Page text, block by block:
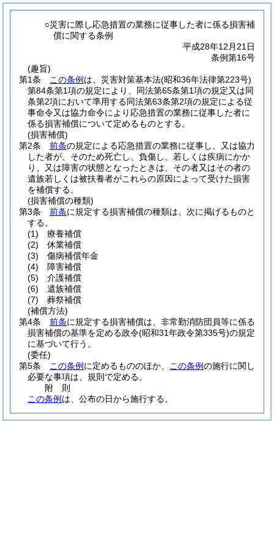
○災害に際し応急措置の業務に従事した者に係る損害補
償に関する条例
平成28年12月21日
条例第16号
(趣旨)
第1条
この条例 は、災害対策基本法(昭和36年法律第223号)
第84条第1項の規定により、同法第65条第1項の規定又は同
条第2項において準用する同法第63条第2項の規定による従
事命令又は協力命令により応急措置の業務に従事した者に
係る損害補償について定めるものとする。
(損害補償)
第2条
前条の規定による応急措置の業務に従事し、又は協力
した者が、そのため死亡し、負傷し、若しくは疾病にかか
り、又は障害の状態となったときは、その者又はその者の
遺族若しくは被扶養者がこれらの原因によって受けた損害
を補償する。
(損害補償の種類)
第3条
前条に規定する損害補償の種類は、次に掲げるものと
する。
(1)
療養補償
(2)
休業補償
(3)
傷病補償年金
(4)
障害補償
(5)
介護補償
(6)
遺族補償
(7)
葬祭補償
(補償方法)
第4条
前条に規定する損害補償は、非常勤消防団員等に係る
損害補償の基準を定める政令(昭和31年政令第335号)の規定
に基づいて行う。
(委任)
第5条
この条例 に定めるもののほか、 この条例の施行に関し
必要な事項は、規則で定める。
附 則
この条例 は、公布の日から施行する。